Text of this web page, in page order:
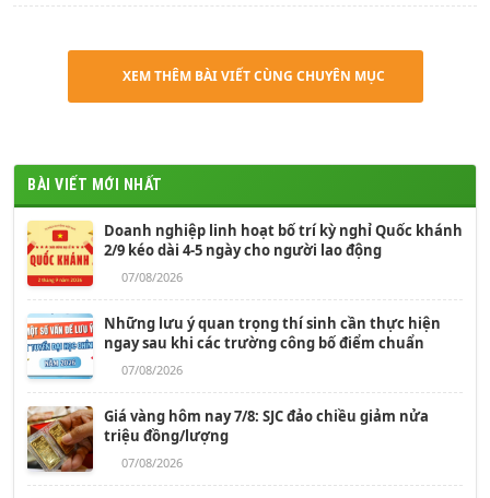
XEM THÊM BÀI VIẾT CÙNG CHUYÊN MỤC
BÀI VIẾT MỚI NHẤT
Doanh nghiệp linh hoạt bố trí kỳ nghỉ Quốc khánh
2/9 kéo dài 4-5 ngày cho người lao động
07/08/2026
Những lưu ý quan trọng thí sinh cần thực hiện
ngay sau khi các trường công bố điểm chuẩn
07/08/2026
Giá vàng hôm nay 7/8: SJC đảo chiều giảm nửa
triệu đồng/lượng
07/08/2026